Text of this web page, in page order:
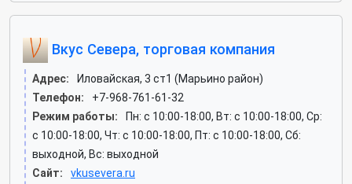
Вкус Севера, торговая компания
Адрес:
Иловайская, 3 ст1 (Марьино район)
Телефон:
+7-968-761-61-32
Режим работы:
Пн: c 10:00-18:00, Вт: c 10:00-18:00, Ср:
c 10:00-18:00, Чт: c 10:00-18:00, Пт: c 10:00-18:00, Сб:
выходной, Вс: выходной
Сайт:
vkusevera.ru